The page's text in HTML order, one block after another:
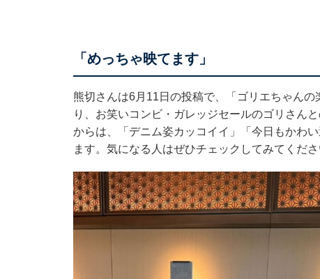
「めっちゃ映てます」
熊切さんは6月11日の投稿で、「ゴリエちゃん
り、お笑いコンビ・ガレッジセールのゴリさん
からは、「デニム姿カッコイイ」「今日もかわ
ます。気になる人はぜひチェックしてみてくださ